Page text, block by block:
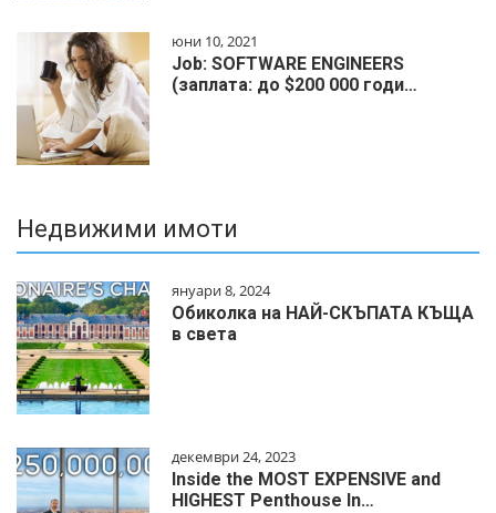
юни 10, 2021
Job: SOFTWARE ENGINEERS
(заплата: до $200 000 годи…
Недвижими имоти
януари 8, 2024
Обиколка на НАЙ-СКЪПАТА КЪЩА
в света
декември 24, 2023
Inside the MOST EXPENSIVE and
HIGHEST Penthouse In…